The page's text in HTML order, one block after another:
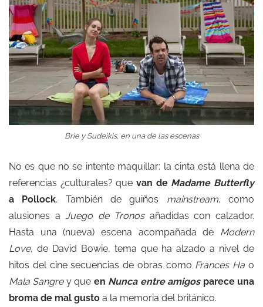
Brie y Sudeikis, en una de las escenas
No es que no se intente maquillar: la cinta está llena de
referencias ¿culturales? que van deMadame Butterfly
a Pollock. También de guiños mainstream, como
alusiones aJuego de Tronosañadidas con calzador.
Hasta una (nueva) escena acompañada de Modern
Love, de David Bowie, tema que ha alzado a nivel de
hitos del cine secuencias de obras como Frances Ha o
Mala Sangrey que en Nunca entre amigosparece una
broma de mal gusto a la memoria del británico.